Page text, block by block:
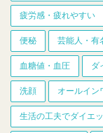
疲労感・疲れやすい
便秘 芸能人・有
血糖値・血圧 ダ
洗顔 オールイン
生活の工夫でダイエ